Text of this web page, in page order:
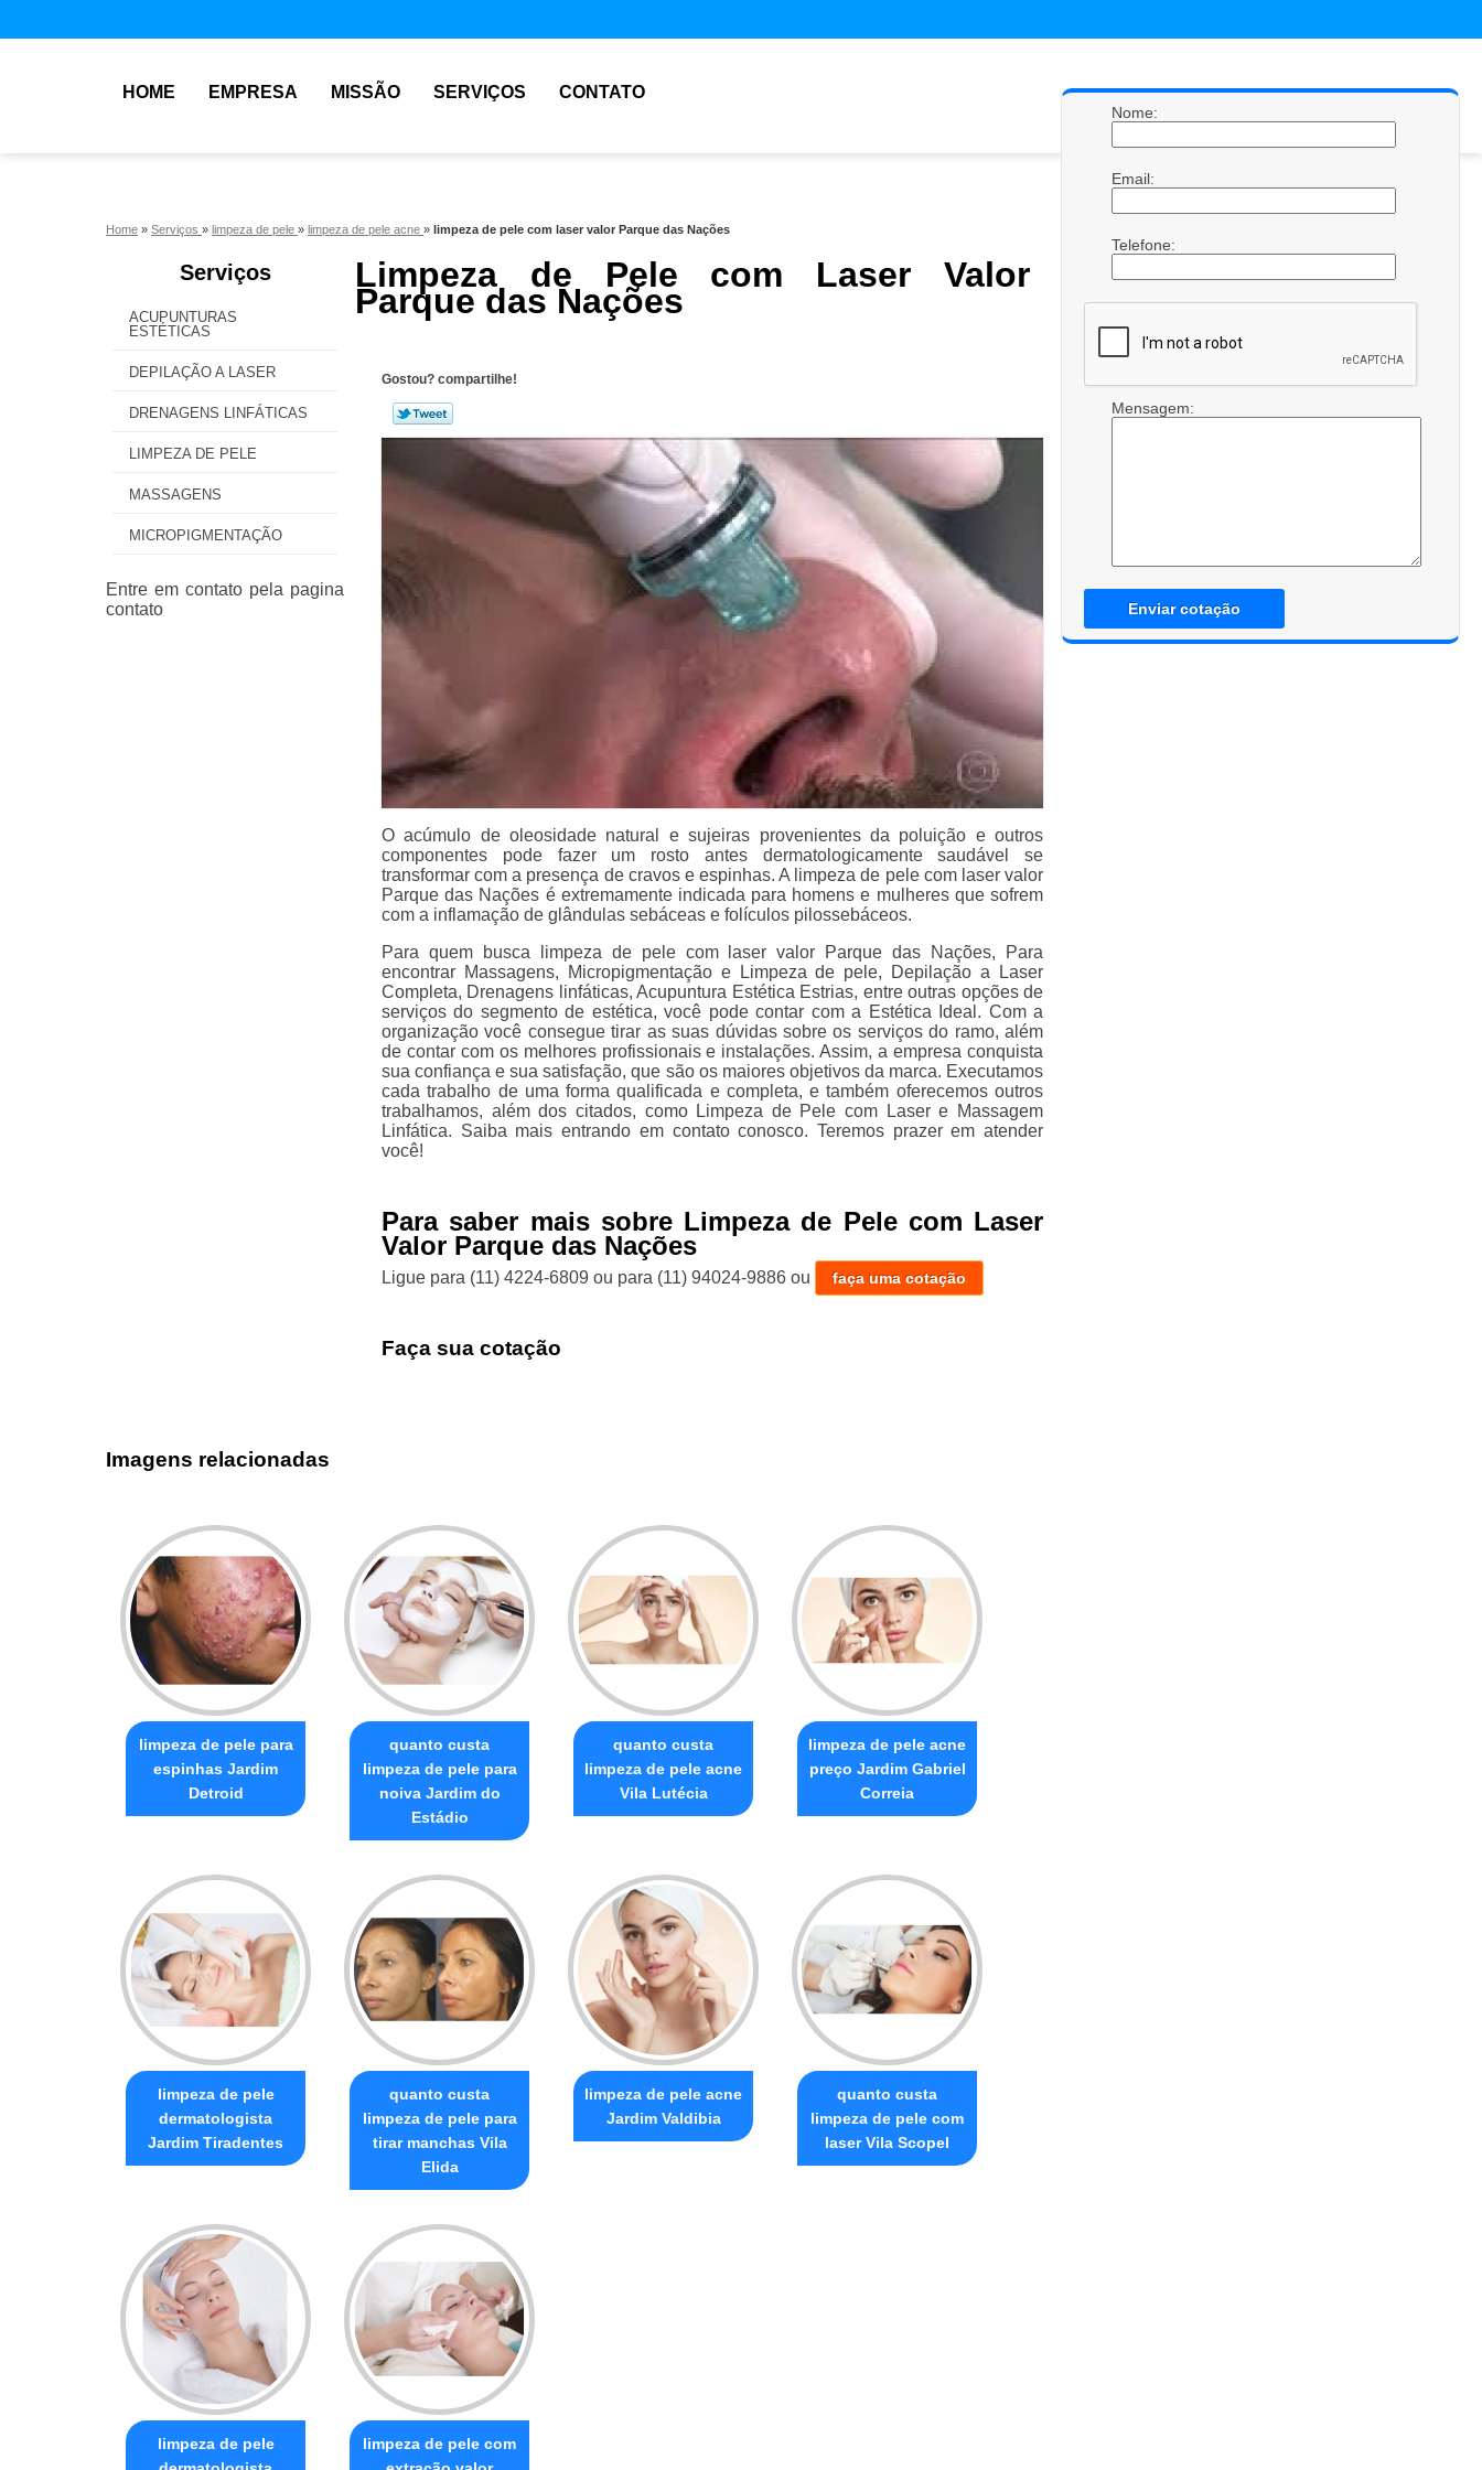
HOME EMPRESA MISSÃO SERVIÇOS CONTATO
Home » Serviços » limpeza de pele » limpeza de pele acne » limpeza de pele com laser valor Parque das Nações
Serviços
ACUPUNTURAS
ESTÉTICAS
DEPILAÇÃO A LASER
DRENAGENS LINFÁTICAS
LIMPEZA DE PELE
MASSAGENS
MICROPIGMENTAÇÃO
Limpeza de Pele com Laser Valor
Parque das Nações
Gostou? compartilhe!
O acúmulo de oleosidade natural e sujeiras provenientes da poluição e outros
componentes pode fazer um rosto antes dermatologicamente saudável se
transformar com a presença de cravos e espinhas. A limpeza de pele com laser valor
Parque das Nações é extremamente indicada para homens e mulheres que sofrem
com a inflamação de glândulas sebáceas e folículos pilossebáceos.
Para quem busca limpeza de pele com laser valor Parque das Nações, Para
encontrar Massagens, Micropigmentação e Limpeza de pele, Depilação a Laser
Completa, Drenagens linfáticas, Acupuntura Estética Estrias, entre outras opções de
serviços do segmento de estética, você pode contar com a Estética Ideal. Com a
organização você consegue tirar as suas dúvidas sobre os serviços do ramo, além
de contar com os melhores profissionais e instalações. Assim, a empresa conquista
sua confiança e sua satisfação, que são os maiores objetivos da marca. Executamos
cada trabalho de uma forma qualificada e completa, e também oferecemos outros
trabalhamos, além dos citados, como Limpeza de Pele com Laser e Massagem
Linfática. Saiba mais entrando em contato conosco. Teremos prazer em atender
você!
Para saber mais sobre Limpeza de Pele com Laser
Valor Parque das Nações
Ligue para (11) 4224-6809 ou para (11) 94024-9886 ou faça uma cotação
Faça sua cotação
Nome:
Email:
Telefone:
Mensagem:
Enviar cotação
Imagens relacionadas
limpeza de pele para
espinhas Jardim
Detroid
quanto custa
limpeza de pele para
noiva Jardim do
Estádio
quanto custa
limpeza de pele acne
Vila Lutécia
limpeza de pele acne
preço Jardim Gabriel
Correia
limpeza de pele
dermatologista
Jardim Tiradentes
quanto custa
limpeza de pele para
tirar manchas Vila
Elida
limpeza de pele acne
Jardim Valdibia
quanto custa
limpeza de pele com
laser Vila Scopel
limpeza de pele
limpeza de pele com